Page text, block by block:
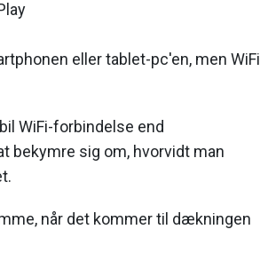
eller tablet-pc'en, men WiFi
WiFi-forbindelse end
bekymre sig om, hvorvidt man
når det kommer til dækningen